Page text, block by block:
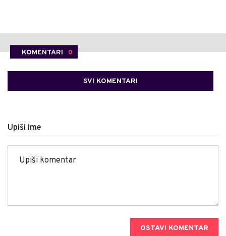
KOMENTARI 0
SVI KOMENTARI
Upiši ime
OSTAVI KOMENTAR